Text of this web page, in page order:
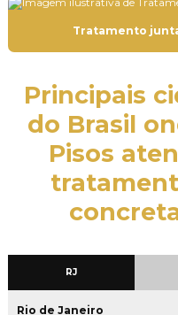
Empresa de pintura em
Empresa de polimento de
Empresa de polimento de
Empresa que faz aplicação
Empresa que faz
Empresa de tratamento de
Execução de piso de concreto
Execução de piso de
Tratamento
Principais
do Brasil
Pisos
RJ
Rio de Janeiro